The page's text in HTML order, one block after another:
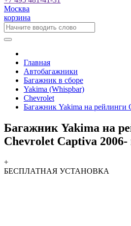
Москва
корзина
Главная
Автобагажники
Багажник в сборе
Yakima (Whispbar)
Chevrolet
Багажник Yakima на рейлинги
Багажник Yakima на
Chevrolet Captiva
+
БЕСПЛАТНАЯ УСТАНОВКА